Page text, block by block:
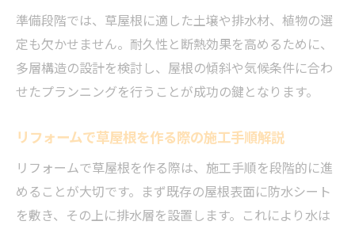
準備段階では、草屋根に適した土壌や排水材、植物の選
定も欠かせません。耐久性と断熱効果を高めるために、
多層構造の設計を検討し、屋根の傾斜や気候条件に合わ
せたプランニングを行うことが成功の鍵となります。
リフォームで草屋根を作る際の施工手順解説
リフォームで草屋根を作る際は、施工手順を段階的に進
めることが大切です。まず既存の屋根表面に防水シート
を敷き、その上に排水層を設置します。これにより水は